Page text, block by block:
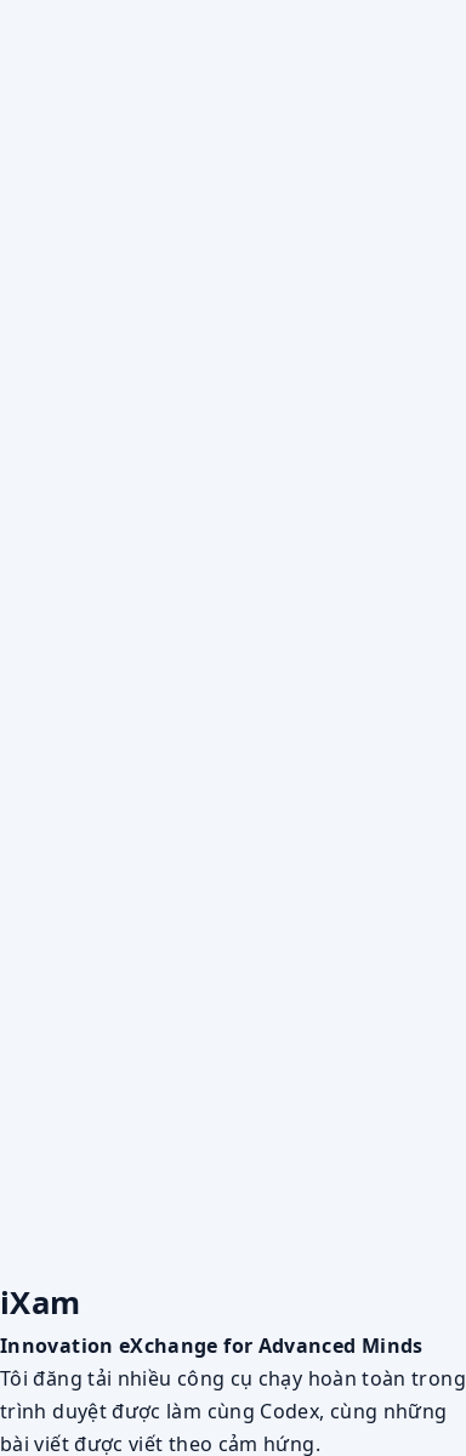
iXam
Innovation eXchange for Advanced Minds
Tôi đăng tải nhiều công cụ chạy hoàn toàn trong
trình duyệt được làm cùng Codex, cùng những
bài viết được viết theo cảm hứng.